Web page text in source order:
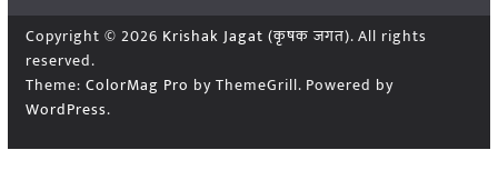
Copyright © 2026 Krishak Jagat (कृषक जगत). All rights
reserved.
Theme: ColorMag Pro by ThemeGrill. Powered by
WordPress.